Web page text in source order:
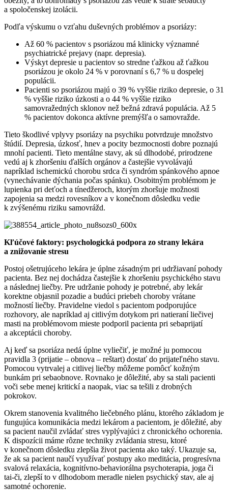
a spoločenskej izolácii.
Podľa výskumu o vzťahu duševných problémov a psoriázy:
Až 60 % pacientov s psoriázou má klinicky významné
psychiatrické prejavy (napr. depresia).
Výskyt depresie u pacientov so stredne ťažkou až ťažkou
psoriázou je okolo 24 % v porovnaní s 6,7 % u dospelej
populácii.
Pacienti so psoriázou majú o 39 % vyššie riziko depresie, o 31
% vyššie riziko úzkosti a o 44 % vyššie riziko
samovražedných sklonov než bežná zdravá populácia. Až 5
% pacientov dokonca aktívne premýšľa o samovražde.
Tieto škodlivé vplyvy psoriázy na psychiku potvrdzuje množstvo
štúdií. Depresia, úzkosť, hnev a pocity bezmocnosti dobre poznajú
mnohí pacienti. Tieto mentálne stavy, ak sú dlhodobé, prirodzene
vedú aj k zhoršeniu ďalších orgánov a častejšie vyvolávajú
napríklad ischemickú chorobu srdca či syndróm spánkového apnoe
(vynechávanie dýchania počas spánku). Osobitným problémom je
lupienka pri deťoch a tínedžeroch, ktorým zhoršuje možnosti
zapojenia sa medzi rovesníkov a v konečnom dôsledku vedie
k zvýšenému riziku samovrážd.
Kľúčové faktory: psychologická podpora zo strany lekára
a znižovanie stresu
Postoj ošetrujúceho lekára je úplne zásadným pri udržiavaní pohody
pacienta. Bez nej dochádza častejšie k zhoršeniu psychického stavu
a následnej liečby. Pre udržanie pohody je potrebné, aby lekár
korektne objasnil pozadie a budúci priebeh choroby vrátane
možností liečby. Pravidelne viedol s pacientom podporujúce
rozhovory, ale napríklad aj citlivým dotykom pri natieraní liečivej
masti na problémovom mieste podporil pacienta pri sebaprijatí
a akceptácii choroby.
Aj keď sa psoriáza nedá úplne vyliečiť, je možné ju pomocou
pravidla 3 (prijatie – obnova – reštart) dostať do prijateľného stavu.
Pomocou vytrvalej a citlivej liečby môžeme pomôcť kožným
bunkám pri sebaobnove. Rovnako je dôležité, aby sa stali pacienti
voči sebe menej kritickí a naopak, viac sa tešili z drobných
pokrokov.
Okrem stanovenia kvalitného liečebného plánu, ktorého základom je
fungujúca komunikácia medzi lekárom a pacientom, je dôležité, aby
sa pacient naučil zvládať stres vyplývajúci z chronického ochorenia.
K dispozícii máme rôzne techniky zvládania stresu, ktoré
v konečnom dôsledku zlepšia život pacienta ako taký. Ukazuje sa,
že ak sa pacient naučí využívať postupy ako meditácia, progresívna
svalová relaxácia, kognitívno-behaviorálna psychoterapia, joga či
tai-či, zlepší to v dlhodobom meradle nielen psychický stav, ale aj
samotné ochorenie.